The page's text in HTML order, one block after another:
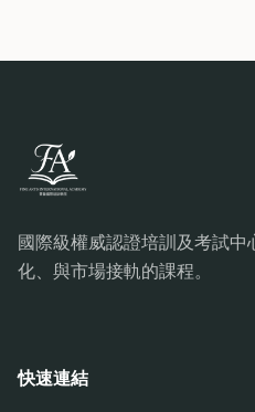
國際級權威認證培訓及考試
化、與市場接軌的課程。
快速連結